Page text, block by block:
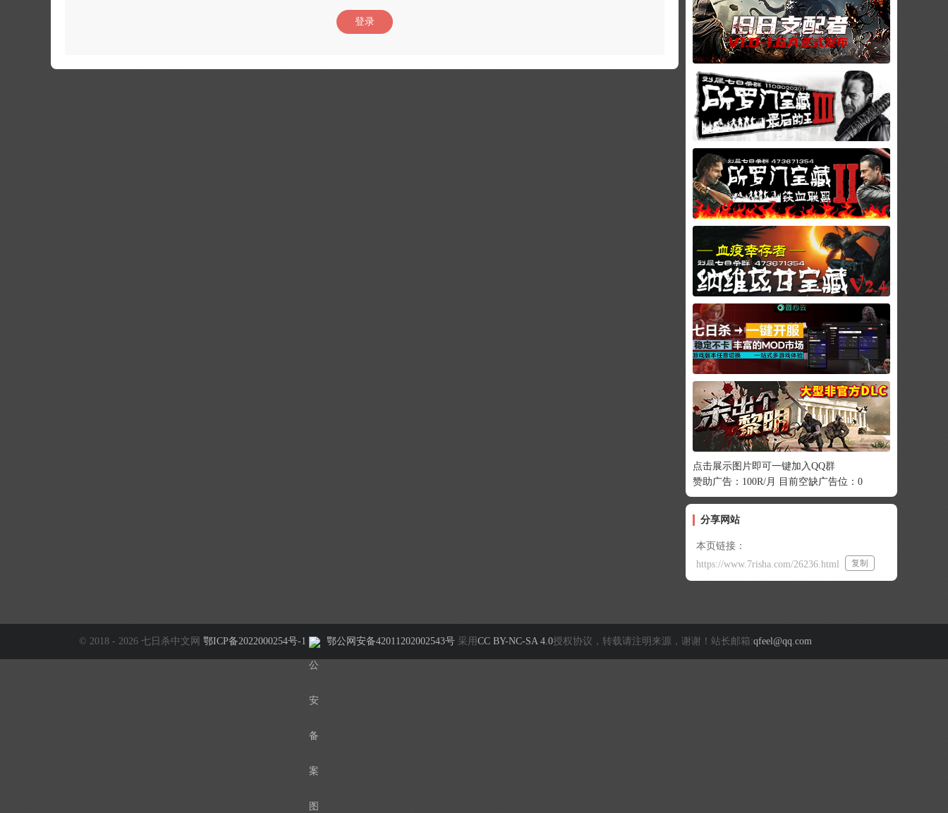
登录
点击展示图片即可一键加入QQ群
赞助广告：100R/月 目前空缺广告位：0
分享网站
本页链接：
https://www.7risha.com/26236.html
复制
© 2018 - 2026 七日杀中文网 鄂ICP备2022000254号-1 鄂公网安备42011202002543号 采用 CC BY-NC-SA 4.0授权协议，转载请注明来源，谢谢！站长邮箱:qfeel@qq.com